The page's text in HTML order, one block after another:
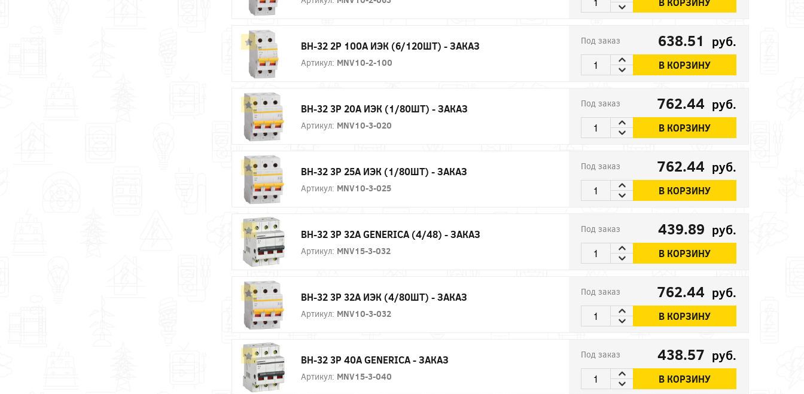
ВН-32 2P 100А ИЭК (6/120ШТ) - ЗАКАЗ
Артикул: MNV10-2-100
Под заказ 638.51 руб.
В КОРЗИНУ
ВН-32 3P 20А ИЭК (1/80ШТ) - ЗАКАЗ
Артикул: MNV10-3-020
Под заказ 762.44 руб.
В КОРЗИНУ
ВН-32 3P 25А ИЭК (1/80ШТ) - ЗАКАЗ
Артикул: MNV10-3-025
Под заказ 762.44 руб.
В КОРЗИНУ
ВН-32 3P 32А GENERICA (4/48) - ЗАКАЗ
Артикул: MNV15-3-032
Под заказ 439.89 руб.
В КОРЗИНУ
ВН-32 3P 32А ИЭК (4/80ШТ) - ЗАКАЗ
Артикул: MNV10-3-032
Под заказ 762.44 руб.
В КОРЗИНУ
ВН-32 3P 40А GENERICA - ЗАКАЗ
Артикул: MNV15-3-040
Под заказ 438.57 руб.
В КОРЗИНУ